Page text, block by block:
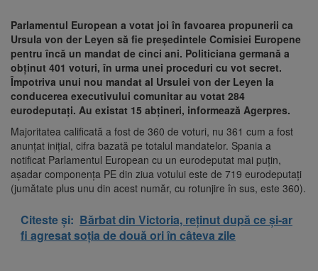
Parlamentul European a votat joi în favoarea propunerii ca
Ursula von der Leyen să fie preşedintele Comisiei Europene
pentru încă un mandat de cinci ani. Politiciana germană a
obţinut 401 voturi, în urma unei proceduri cu vot secret.
Împotriva unui nou mandat al Ursulei von der Leyen la
conducerea executivului comunitar au votat 284
eurodeputaţi. Au existat 15 abţineri, informează Agerpres.
Majoritatea calificată a fost de 360 de voturi, nu 361 cum a fost
anunţat iniţial, cifra bazată pe totalul mandatelor. Spania a
notificat Parlamentul European cu un eurodeputat mai puţin,
aşadar componenţa PE din ziua votului este de 719 eurodeputaţi
(jumătate plus unu din acest număr, cu rotunjire în sus, este 360).
Citeste și: Bărbat din Victoria, reținut după ce și-ar
fi agresat soția de două ori în câteva zile